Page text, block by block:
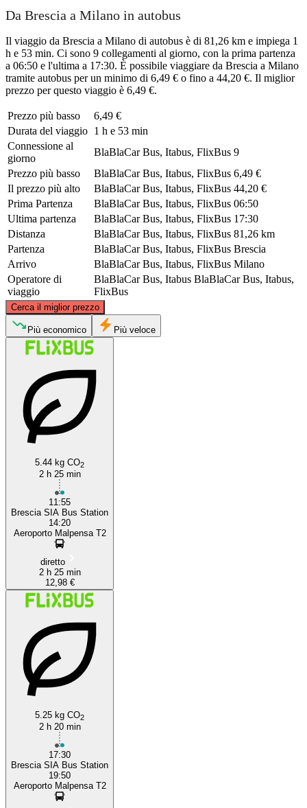
Da Brescia a Milano in autobus
Il viaggio da Brescia a Milano di autobus è di 81,26 km e impiega 1
h e 53 min. Ci sono 9 collegamenti al giorno, con la prima partenza
a 06:50 e l'ultima a 17:30. È possibile viaggiare da Brescia a Milano
tramite autobus per un minimo di 6,49 € o fino a 44,20 €. Il miglior
prezzo per questo viaggio è 6,49 €.
Prezzo più basso
6,49 €
Durata del viaggio 1 h e 53 min
Connessione al
giorno
BlaBlaCar Bus, Itabus, FlixBus 9
Prezzo più basso
BlaBlaCar Bus, Itabus, FlixBus 6,49 €
Il prezzo più alto
BlaBlaCar Bus, Itabus, FlixBus 44,20 €
Prima Partenza
BlaBlaCar Bus, Itabus, FlixBus 06:50
Ultima partenza
BlaBlaCar Bus, Itabus, FlixBus 17:30
Distanza
BlaBlaCar Bus, Itabus, FlixBus 81,26 km
Partenza
BlaBlaCar Bus, Itabus, FlixBus Brescia
Arrivo
BlaBlaCar Bus, Itabus, FlixBus Milano
Operatore di
viaggio
BlaBlaCar Bus, Itabus BlaBlaCar Bus, Itabus,
FlixBus
Cerca il miglior prezzo
Milan
Più economico Più veloce
5.44 kg CO2
2 h 25 min
11:55
Brescia SIA Bus Station
14:20
Aeroporto Malpensa T2
diretto
2 h 25 min
12,98 €
5.25 kg CO2
2 h 20 min
17:30
Brescia SIA Bus Station
19:50
Aeroporto Malpensa T2